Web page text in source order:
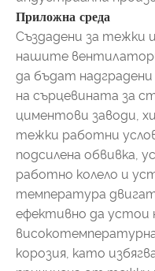
Приложна среда
Създадени за тежки
нашите
да бъдат надградени
на сърцевината за
циментови заводи,
тежки работни
подсилена обвивка,
работно колело и
температура
ефективно да устои
корозия, като